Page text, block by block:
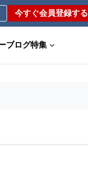
今すぐ会員登録する
ブログ特集